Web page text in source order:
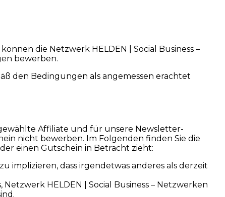
die Netzwerk HELDEN | Social Business –
bewerben.
den Bedingungen als angemessen erachtet
Affiliate und für unsere Newsletter-
nicht bewerben. Im Folgenden finden Sie die
einen Gutschein in Betracht zieht:
implizieren, dass irgendetwas anderes als derzeit
HELDEN | Social Business – Netzwerken